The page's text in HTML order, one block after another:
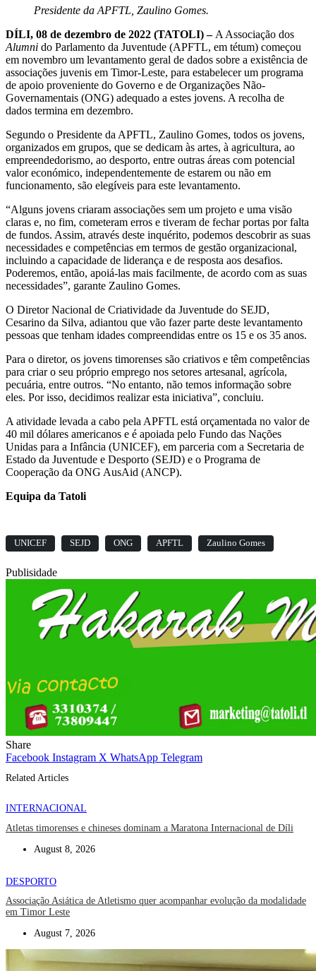
Presidente da APFTL, Zaulino Gomes.
DÍLI, 08 de dezembro de 2022 (TATOLI) – A Associação dos
Alumni do Parlamento da Juventude (APFTL, em tétum) começou
em novembro um levantamento geral de dados sobre a existência de
associações juvenis em Timor-Leste, para estabelecer um programa
de apoio proveniente do Governo e de Organizações Não-
Governamentais (ONG) adequado a estes jovens. A recolha de
dados termina em dezembro.
Segundo o Presidente da APFTL, Zaulino Gomes, todos os jovens,
organizados em grupos, que se dedicam às artes, à agricultura, ao
empreendedorismo, ao desporto, entre outras áreas com potencial
valor económico, independentemente de estarem ou não em
funcionamento, são elegíveis para este levantamento.
“Alguns jovens criaram associações sem um projeto e uma visão
claras e, no fim, cometeram erros e tiveram de fechar portas por falta
de fundos. Assim, através deste inquérito, podemos descobrir as suas
necessidades e competências em termos de gestão organizacional,
incluindo a capacidade de liderança e de resposta aos desafios.
Poderemos, então, apoiá-las mais facilmente, de acordo com as suas
necessidades”, garante Zaulino Gomes.
O Diretor Nacional de Criatividade da Juventude do SEJD,
Cesarino da Silva, adiantou que vão fazer parte deste levantamento
pessoas que tenham idades compreendidas entre os 15 e os 35 anos.
Para o diretor, os jovens timorenses são criativos e têm competências
para criar o seu próprio emprego nos setores artesanal, agrícola,
pecuária, entre outros. “No entanto, não temos informação sobre
eles. Por isso, decidimos realizar esta iniciativa”, concluiu.
A atividade levada a cabo pela APFTL está orçamentada no valor de
40 mil dólares americanos e é apoiada pelo Fundo das Nações
Unidas para a Infância (UNICEF), em parceria com a Secretaria de
Estado da Juventude e Desporto (SEJD) e o Programa de
Cooperação da ONG AusAid (ANCP).
Equipa da Tatoli
UNICEF SEJD ONG APFTL Zaulino Gomes
Publisidade
Share
Facebook Instagram X WhatsApp Telegram
Related Articles
INTERNACIONAL
Atletas timorenses e chineses dominam a Maratona Internacional de Díli
August 8, 2026
DESPORTO
Associação Asiática de Atletismo quer acompanhar evolução da modalidade
em Timor Leste
August 7, 2026